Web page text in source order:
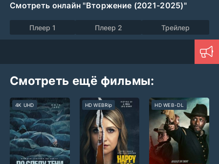
Смотреть онлайн "Вторжение (2021-2025)"
Плеер 1 Плеер 2 Трейлер
Смотреть ещё фильмы:
4K UHD HD WEBRip HD WEB-DL